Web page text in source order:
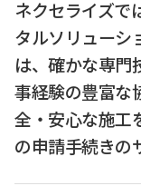
ネクセライズで
タルソリューシ
は、確かな専門
事経験の豊富な
全・安心な施工
の申請手続きの